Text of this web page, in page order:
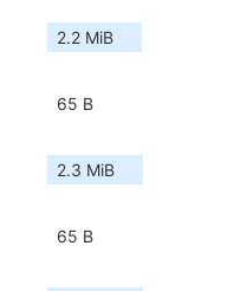
2.2 MiB
65 B
2.3 MiB
65 B